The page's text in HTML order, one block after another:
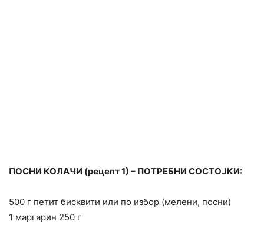
ПОСНИ КОЛАЧИ (рецепт 1) – ПОТРЕБНИ СОСТОЈКИ:
500 г петит бисквити или по избор (мелени, посни)
1 маргарин 250 г